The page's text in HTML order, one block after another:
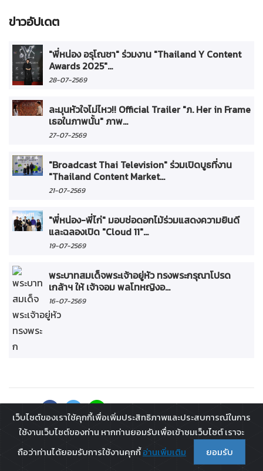
ข่าวอัปเดต
"พี่หน่อง อรุโณชา" ร่วมงาน "Thailand Y Content
Awards 2025"...
28-07-2569
ละมุนหัวใจไม่ไหว!! Official Trailer "ภ. Her in Frame
เธอในภาพนั้น" ภาพ...
27-07-2569
"Broadcast Thai Television" ร่วมเปิดบูธที่งาน
"Thailand Content Market...
21-07-2569
"พี่หน่อง-พี่ไก่" มอบช่อดอกไม้ร่วมแสดงความยินดี
และฉลองเปิด "Cloud 11"...
19-07-2569
พระบาทสมเด็จพระเจ้าอยู่หัว ทรงพระกรุณาโปรด
เกล้าฯ ให้ เจ้าจอม พลโทหญิงอ...
16-07-2569
Share :
เว็บไซต์ของเราใช้คุกกี้เพื่อเพิ่มประสิทธิภาพและประสบการณ์ในการ
ใช้งานเว็บไซต์ของท่าน หากท่านยอมรับเพื่อเข้าชมเว็บไซต์ เราจะ
ถือว่าท่านได้ยอมรับการใช้งานคุกกี้อ่านเพิ่มเติม ยอมรับ